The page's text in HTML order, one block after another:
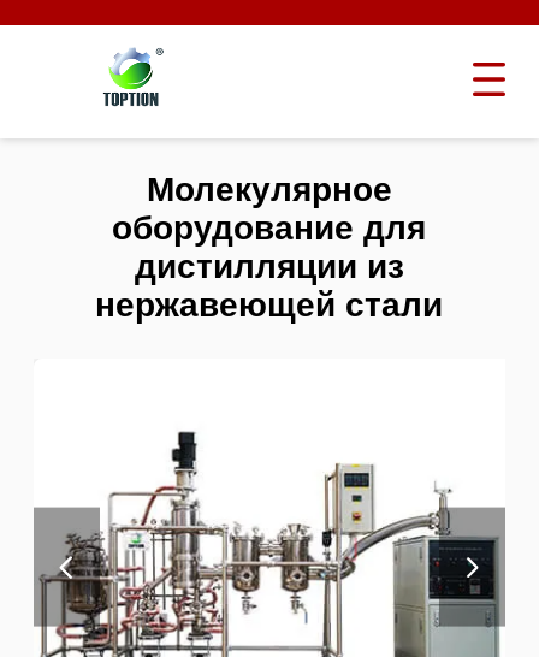
Молекулярное
оборудование для
дистилляции из
нержавеющей стали